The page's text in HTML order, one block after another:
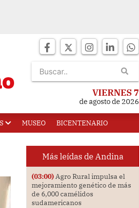
VIERNES 7
de agosto de 2026
MUSEO BICENTENARIO
Más leídas de Andina
(03:00)Agro Rural impulsa el
mejoramiento genético de más
de 6,000 camélidos
sudamericanos